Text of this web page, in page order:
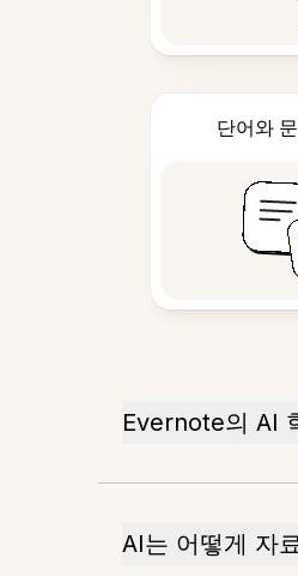
단어와
Evernote의 AI
AI는 어떻게 자